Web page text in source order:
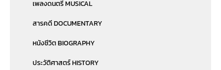
เพลงดนตรี MUSICAL
สารคดี DOCUMENTARY
หนังชีวิต BIOGRAPHY
ประวัติศาสตร์ HISTORY